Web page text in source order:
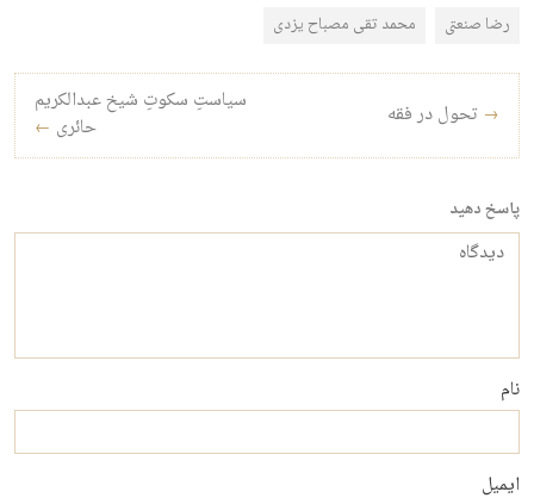
رضا صنعتی
محمد تقی مصباح یزدی
راه‌بری نوشته
→ تحول در فقه
سیاستِ سکوتِ شیخ عبدالکریم
حائری ←
پاسخ دهید
دیدگاه
نام
ایمیل